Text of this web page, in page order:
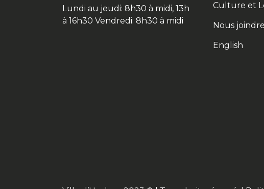
Lundi au jeudi: 8h30 à midi, 13h
à 16h30 Vendredi: 8h30 à midi
Culture et
Nous joindre
English